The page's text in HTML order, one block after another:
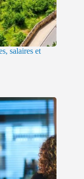
salaires et